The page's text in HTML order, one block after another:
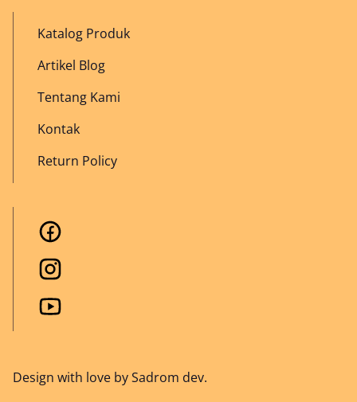
Katalog Produk
Artikel Blog
Tentang Kami
Kontak
Return Policy
Design with love by Sadrom dev.